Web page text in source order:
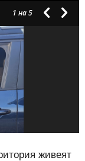
1 на 5
живеят